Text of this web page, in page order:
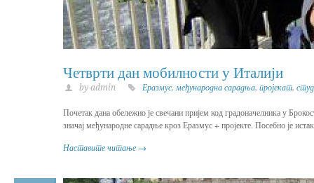
Четврти дан мобилности у Италији
by admin Еразмус,међународна сарадња, пројекат,
Почетак дана обележио је свечани пријем код градоначелника у
значај међународне сарадње кроз Еразмус + пројекте. Посебно је
Наставите читање →